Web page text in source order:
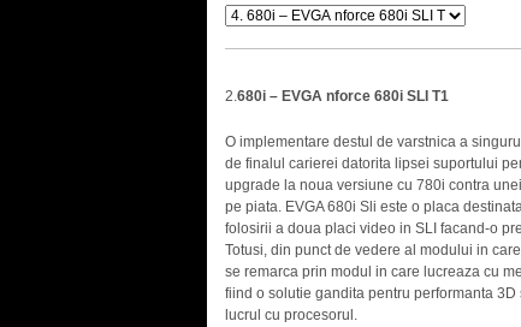
2.680i – EVGA nforce 680i SLI T1
O implementare destul de varstnica a
de finalul carierei datorita lipsei suportului
upgrade la noua versiune cu 780i contra
pe piata. EVGA 680i Sli este o placa
folosirii a doua placi video in SLI facand-o
Totusi, din punct de vedere al modului in
se remarca prin modul in care lucreaza cu
fiind o solutie gandita pentru performanta
lucrul cu procesorul.